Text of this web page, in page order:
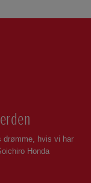
drømme, hvis vi har
Honda